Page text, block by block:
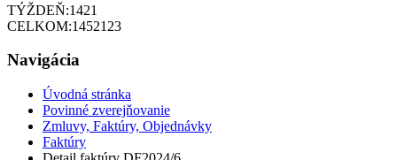
TÝŽDEŇ:1421
CELKOM:1452123
Navigácia
Úvodná stránka
Povinné zverejňovanie
Zmluvy, Faktúry, Objednávky
Faktúry